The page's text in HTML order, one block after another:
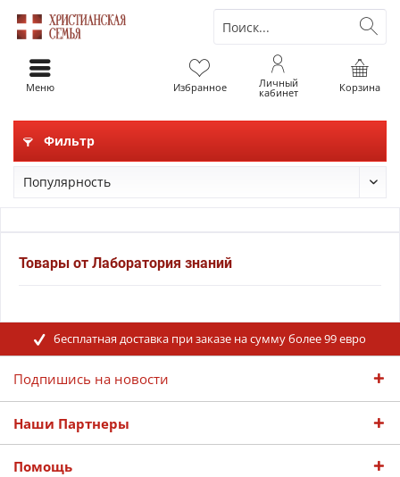
Корзина
Избранное Личный
кабинет
Меню
Фильтр
Товары от Лаборатория знаний
бесплатная доставка при заказе на сумму более 99 евро
Подпишись на новости
Наши Партнеры
Помощь